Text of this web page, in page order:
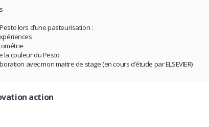
lors d’une pasteurisation :
la couleur du Pesto
avec mon maitre de stage (en cours d’étude par ELSEVIER)
action